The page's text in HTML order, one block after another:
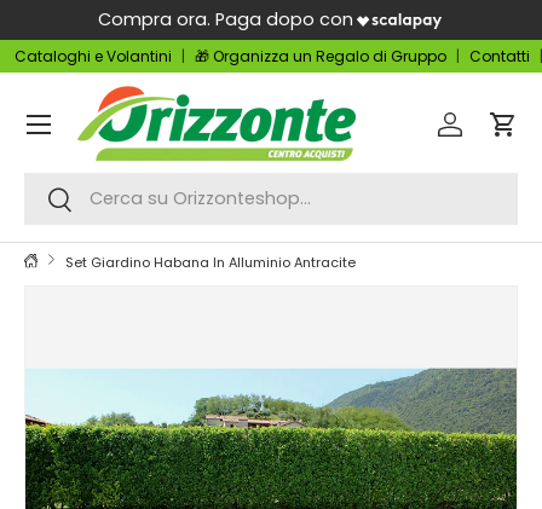
Passa ai contenuti
Compra ora. Paga dopo con
Cataloghi e Volantini 🎁 Organizza un Regalo di Gruppo Contatti
Cerca
Cerca
Accedi
Menu
Set Giardino Habana In Alluminio Antracite